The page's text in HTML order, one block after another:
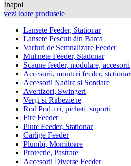
Inapoi
vezi toate produsele
Lansete Feeder, Stationar
Lansete Pescuit din Barca
Varfuri de Semnalizare Feeder
Mulinete Feeder, Stationar
Scaune feeder, modulare, accesorii
Accesorii, monturi feeder, stationar
Accesorii Nadire si Sondare
Avertizori, Swingeri
Vergi si Rubeziene
Rod Pod-uri, picheti, suporti
Fire Feeder
Plute Feeder, Stationar
Carlige Feeder
Plumbi, Momitoare
Protectie, Pastrare
Accesorii Diverse Feeder